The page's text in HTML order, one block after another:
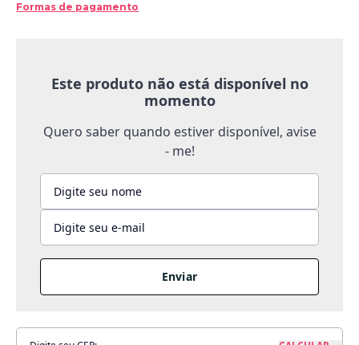
Formas de pagamento
Este produto não está disponível no
momento
Quero saber quando estiver disponível, avise
- me!
Enviar